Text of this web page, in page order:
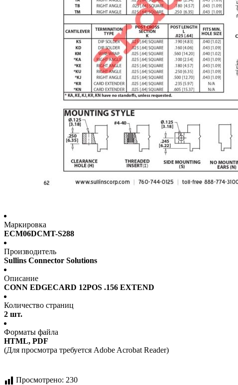
Маркировка
ECM06DCMT-S288
Производитель
Sullins Connector Solutions
Описание
CONN EDGECARD 12POS .156 EXTEND
Количество страниц
2 шт.
Форматы файла
HTML, PDF
(Для просмотра требуется Adobe Acrobat Reader)
Просмотрено: 230